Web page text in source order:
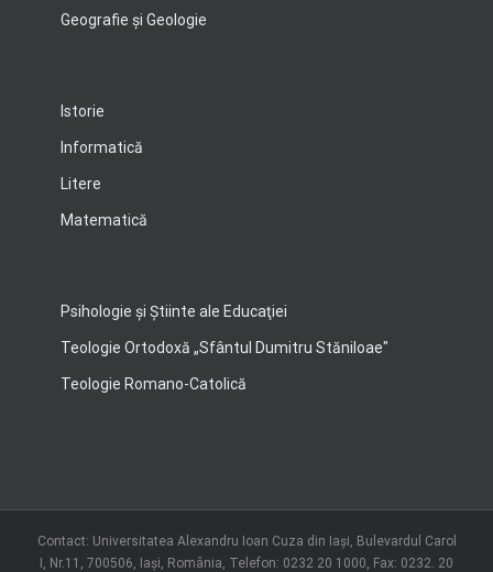
Geografie şi Geologie
Istorie
Informatică
Litere
Matematică
Psihologie şi Ştiinte ale Educaţiei
Teologie Ortodoxă „Sfântul Dumitru Stăniloae"
Teologie Romano-Catolică
Contact: Universitatea Alexandru Ioan Cuza din Iași, Bulevardul Carol
I, Nr.11, 700506, Iaşi, România, Telefon: 0232 20 1000, Fax: 0232. 20